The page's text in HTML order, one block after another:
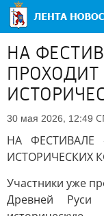
НА
ПРОХОДИТ
30 мая 2026, 12:49
НА ФЕСТИВАЛЕ
ИСТОРИЧЕСКИХ
Участники уже
Древней